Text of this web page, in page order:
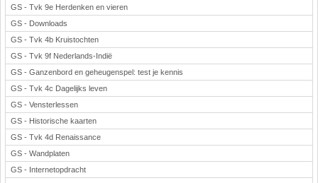
GS - Tvk 9e Herdenken en vieren
GS - Downloads
GS - Tvk 4b Kruistochten
GS - Tvk 9f Nederlands-Indië
GS - Ganzenbord en geheugenspel: test je kennis
GS - Tvk 4c Dagelijks leven
GS - Vensterlessen
GS - Historische kaarten
GS - Tvk 4d Renaissance
GS - Wandplaten
GS - Internetopdracht